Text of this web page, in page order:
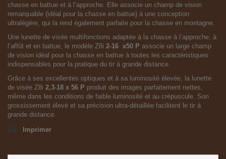
chasse en battue et à l’approche. Elle associe un champ de vision
remarquable (idéal pour la chasse en battue) à une conception
ultralégère, qui la rend également parfaite pour la chasse en montagne.
Une lunette de visée multifonctions adaptée à la chasse à l’approche, à
l’affût et en battue, le modèle Z8i 2-16 x50 P associe un large champ
de vision idéal pour la chasse en battue à toutes les caractéristiques
indispensables pour la pratique du tir à grande distance.
Grâce à ses excellentes optiques et à sa luminosité élevée, la lunette
de visée Z8i 2,3-18 x 56 P produit des images parfaitement nettes,
même dans les conditions de faible luminosité et au crépuscule. Son
grossissement élevé et sa précision ultra-détaillée facilitent le tir à
grande distance.
Imprimer